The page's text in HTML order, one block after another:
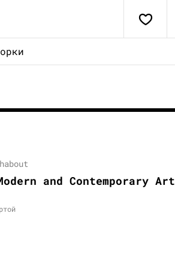
and Contemporary Art